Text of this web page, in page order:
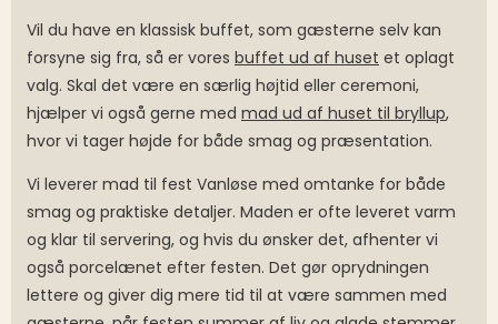
Vil du have en klassisk buffet, som gæsterne selv kan
forsyne sig fra, så er vores buffet ud af huset et oplagt
valg. Skal det være en særlig højtid eller ceremoni,
hjælper vi også gerne med mad ud af huset til bryllup,
hvor vi tager højde for både smag og præsentation.
Vi leverer mad til fest Vanløse med omtanke for både
smag og praktiske detaljer. Maden er ofte leveret varm
og klar til servering, og hvis du ønsker det, afhenter vi
også porcelænet efter festen. Det gør oprydningen
lettere og giver dig mere tid til at være sammen med